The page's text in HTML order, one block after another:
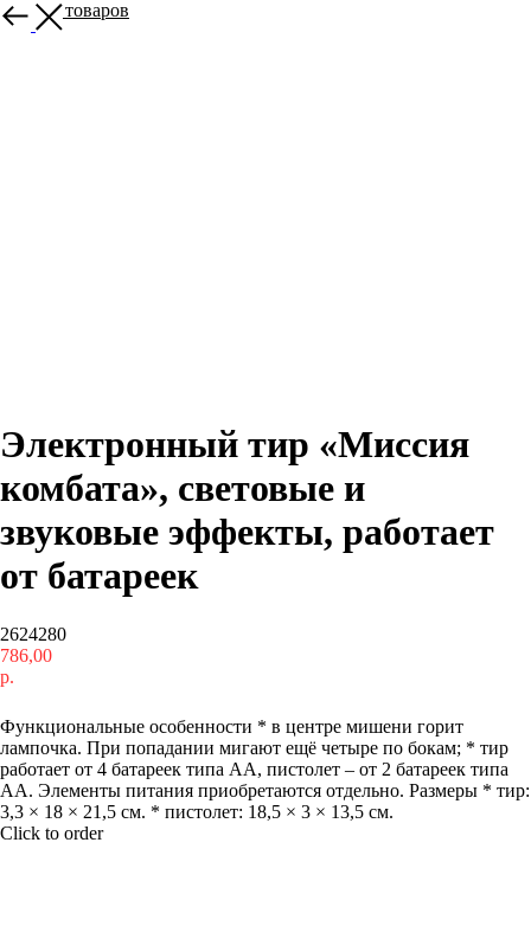
Больше товаров
Электронный тир «Миссия
комбата», световые и
звуковые эффекты, работает
от батареек
2624280
786,00
р.
Функциональные особенности * в центре мишени горит
лампочка. При попадании мигают ещё четыре по бокам; * тир
работает от 4 батареек типа АА, пистолет – от 2 батареек типа
АА. Элементы питания приобретаются отдельно. Размеры * тир:
3,3 × 18 × 21,5 см. * пистолет: 18,5 × 3 × 13,5 см.
Click to order